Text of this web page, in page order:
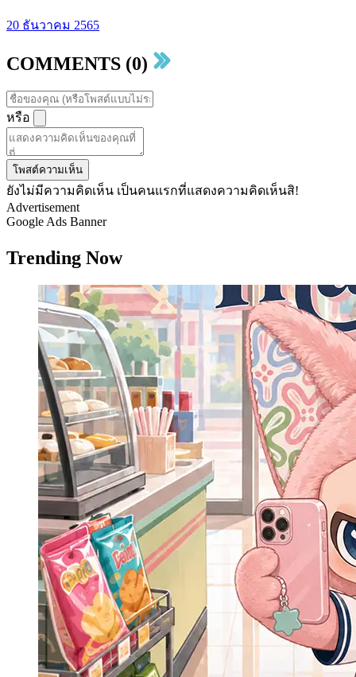
20 ธันวาคม 2565
COMMENTS (0)
หรือ
โพสต์ความเห็น
ยังไม่มีความคิดเห็น เป็นคนแรกที่แสดงความคิดเห็นสิ!
Advertisement
Google Ads Banner
Trending Now